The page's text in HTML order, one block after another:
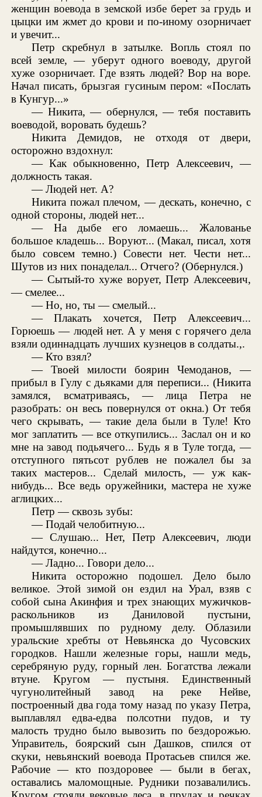
женщин воевода в земской избе берет за грудь и
цыцки им жмет до крови и по-иному озорничает
и увечит...
Петр скребнул в затылке. Вопль стоял по
всей земле, — уберут одного воеводу, другой
хуже озорничает. Где взять людей? Вор на воре.
Начал писать, брызгая гусиным пером: «Послать
в Кунгур...»
— Никита, — обернулся, — тебя поставить
воеводой, воровать будешь?
Никита Демидов, не отходя от двери,
осторожно вздохнул:
— Как обыкновенно, Петр Алексеевич, —
должность такая.
— Людей нет. А?
Никита пожал плечом, — дескать, конечно, с
одной стороны, людей нет...
— На дыбе его ломаешь... Жалованье
большое кладешь... Воруют... (Макал, писал, хотя
было совсем темно.) Совести нет. Чести нет...
Шутов из них понаделал... Отчего? (Обернулся.)
— Сытый-то хуже ворует, Петр Алексеевич,
— смелее...
— Но, но, ты — смелый...
— Плакать хочется, Петр Алексеевич...
Горюешь — людей нет. А у меня с горячего дела
взяли одиннадцать лучших кузнецов в солдаты.,.
— Кто взял?
— Твоей милости боярин Чемоданов, —
прибыл в Гулу с дьяками для переписи... (Никита
замялся, всматриваясь, — лица Петра не
разобрать: он весь повернулся от окна.) От тебя
чего скрывать, — такие дела были в Туле! Кто
мог заплатить — все откупились... Заслал он и ко
мне на завод подьячего... Будь я в Туле тогда, —
отступного пятьсот рублев не пожалел бы за
таких мастеров... Сделай милость, — уж как-
нибудь... Все ведь оружейники, мастера не хуже
аглицких...
Петр — сквозь зубы:
— Подай челобитную...
— Слушаю... Нет, Петр Алексеевич, люди
найдутся, конечно...
— Ладно... Говори дело...
Никита осторожно подошел. Дело было
великое. Этой зимой он ездил на Урал, взяв с
собой сына Акинфия и трех знающих мужичков-
раскольников из Даниловой пустыни,
промышлявших по рудному делу. Облазили
уральские хребты от Невьянска до Чусовских
городков. Нашли железные горы, нашли медь,
серебряную руду, горный лен. Богатства лежали
втуне. Кругом — пустыня. Единственный
чугунолитейный завод на реке Нейве,
построенный два года тому назад по указу Петра,
выплавлял едва-едва полсотни пудов, и ту
малость трудно было вывозить по бездорожью.
Управитель, боярский сын Дашков, спился от
скуки, невьянский воевода Протасьев спился же.
Рабочие — кто поздоровее — были в бегах,
оставались маломощные. Рудники позавалились.